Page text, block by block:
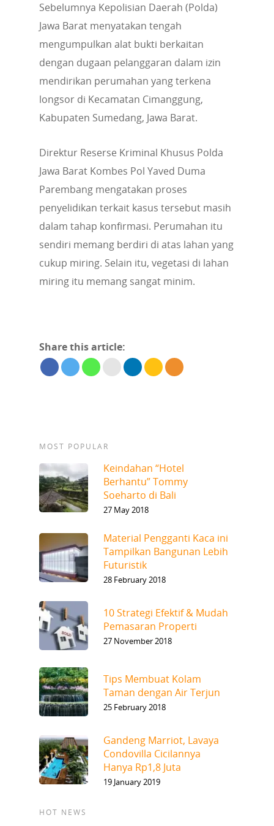
Sebelumnya Kepolisian Daerah (Polda)
Jawa Barat menyatakan tengah
mengumpulkan alat bukti berkaitan
dengan dugaan pelanggaran dalam izin
mendirikan perumahan yang terkena
longsor di Kecamatan Cimanggung,
Kabupaten Sumedang, Jawa Barat.
Direktur Reserse Kriminal Khusus Polda
Jawa Barat Kombes Pol Yaved Duma
Parembang mengatakan proses
penyelidikan terkait kasus tersebut masih
dalam tahap konfirmasi. Perumahan itu
sendiri memang berdiri di atas lahan yang
cukup miring. Selain itu, vegetasi di lahan
miring itu memang sangat minim.
Share this article:
MOST POPULAR
Keindahan “Hotel
Berhantu” Tommy
Soeharto di Bali
27 May 2018
Material Pengganti Kaca ini
Tampilkan Bangunan Lebih
Futuristik
28 February 2018
10 Strategi Efektif & Mudah
Pemasaran Properti
27 November 2018
Tips Membuat Kolam
Taman dengan Air Terjun
25 February 2018
Gandeng Marriot, Lavaya
Condovilla Cicilannya
Hanya Rp1,8 Juta
19 January 2019
HOT NEWS